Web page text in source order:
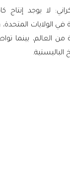
لا يوجد إنتاج
في الولايات
العالم، بينما